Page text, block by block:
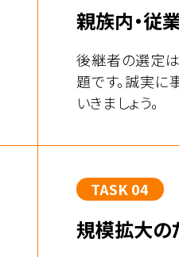
親族内・従
後継者の選定は
題です。誠実
いきましょう。
TASK 04
規模拡大の